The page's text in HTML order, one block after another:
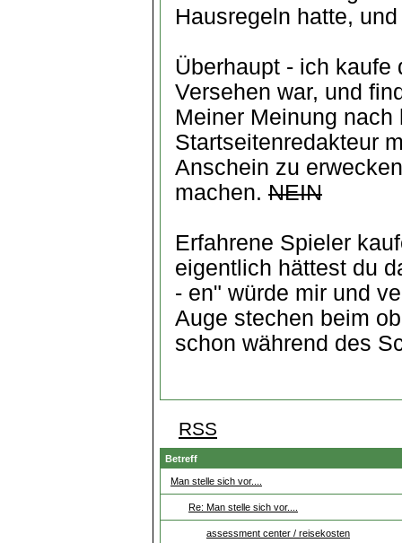
Hausregeln hatte,
Überhaupt - ich
Versehen war, und
Meiner Meinung
Startseitenredakteur
Anschein zu
machen. NEIN
Erfahrene Spieler
eigentlich hättest du
- en" würde mir und
Auge stechen beim
schon während des
RSS
Betreff
Man stelle sich vor....
Re: Man stelle sich vor....
assessment center / reisekosten